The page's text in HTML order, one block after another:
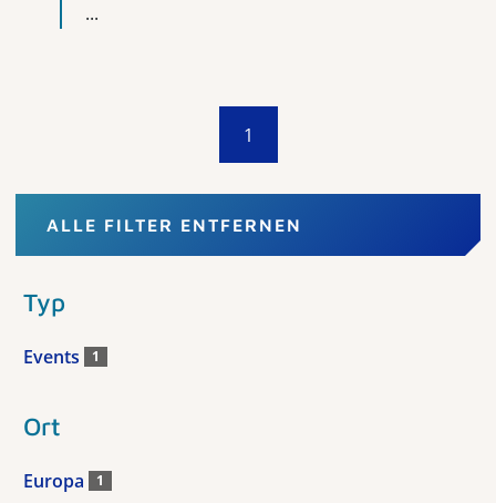
...
1
ALLE FILTER ENTFERNEN
Typ
Events 1
Ort
Europa 1